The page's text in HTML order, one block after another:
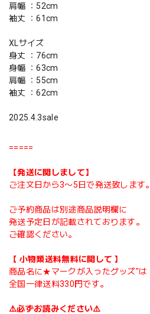
肩幅 ：52cm
袖丈 ：61cm
XLサイズ
身丈 ：76cm
身幅 ：63cm
肩幅 ：55cm
袖丈 ：62cm
2025.4.3sale
=====
【発送に関しまして】
ご注文日から3〜5日で発送致します。
ご予約商品は別途商品説明欄に
発送予定日が記載されております。
ご確認ください。
【 小物類送料無料に関して 】
商品名に★マークが入ったグッズ"は
全国一律送料330円です。
⚠️必ずお読みください⚠️